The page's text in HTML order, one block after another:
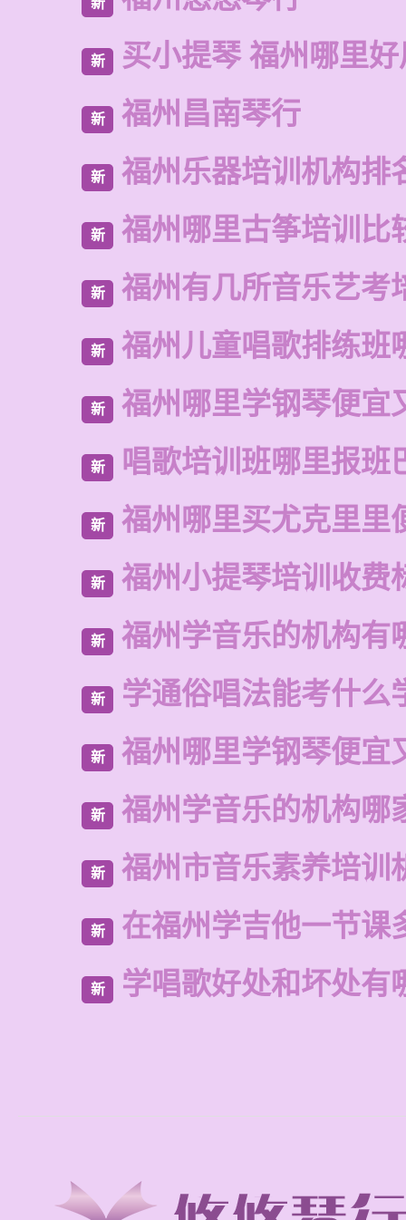
新
新 买小提琴 福州哪里
新 福州昌南琴行
新 福州乐器培训机构排
新 福州哪里古筝培训比
新 福州有几所音乐艺考
新 福州儿童唱歌排练班
新 福州哪里学钢琴便宜
新 唱歌培训班哪里报班
新 福州哪里买尤克里里
新 福州小提琴培训收费
新 福州学音乐的机构有
新 学通俗唱法能考什么
新 福州哪里学钢琴便宜
新 福州学音乐的机构哪
新 福州市音乐素养培训
新 在福州学吉他一节课
新 学唱歌好处和坏处有